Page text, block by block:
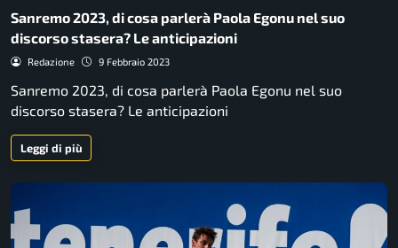
Sanremo 2023, di cosa parlerà Paola Egonu nel suo
discorso stasera? Le anticipazioni
Redazione 9 Febbraio 2023
Sanremo 2023, di cosa parlerà Paola Egonu nel suo
discorso stasera? Le anticipazioni
Leggi di più